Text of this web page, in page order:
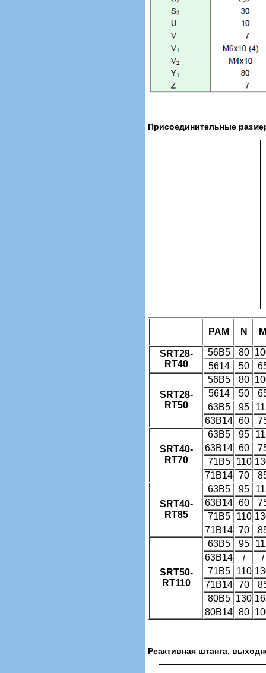
Присоединительные
PAM N M
SRT28-
RT40
56B5 80
5614
50
SRT28-
RT50
56B5 80
5614
50
63B5
95
63B14 60
SRT40-
RT70
63B5 95
63B14 60
71B5
110
71B14 70
SRT40-
RT85
63B5 95
63B14 60
71B5
110
71B14 70
SRT50-
RT110
63B5 95
63B14
/
/
71B5
110
71B14 70
80B5
130
80B14 80
Реактивная штанга,